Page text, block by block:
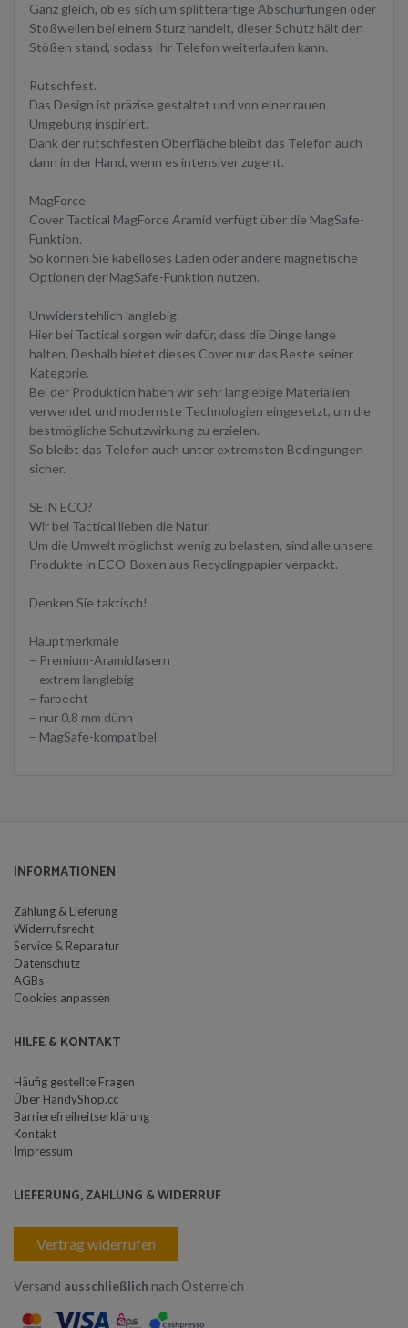
Ganz gleich, ob es sich um splitterartige Abschürfungen oder
Stoßwellen bei einem Sturz handelt, dieser Schutz hält den
Stößen stand, sodass Ihr Telefon weiterlaufen kann.
Rutschfest.
Das Design ist präzise gestaltet und von einer rauen
Umgebung inspiriert.
Dank der rutschfesten Oberfläche bleibt das Telefon auch
dann in der Hand, wenn es intensiver zugeht.
MagForce
Cover Tactical MagForce Aramid verfügt über die MagSafe-
Funktion.
So können Sie kabelloses Laden oder andere magnetische
Optionen der MagSafe-Funktion nutzen.
Unwiderstehlich langlebig.
Hier bei Tactical sorgen wir dafür, dass die Dinge lange
halten. Deshalb bietet dieses Cover nur das Beste seiner
Kategorie.
Bei der Produktion haben wir sehr langlebige Materialien
verwendet und modernste Technologien eingesetzt, um die
bestmögliche Schutzwirkung zu erzielen.
So bleibt das Telefon auch unter extremsten Bedingungen
sicher.
SEIN ECO?
Wir bei Tactical lieben die Natur.
Um die Umwelt möglichst wenig zu belasten, sind alle unsere
Produkte in ECO-Boxen aus Recyclingpapier verpackt.
Denken Sie taktisch!
Hauptmerkmale
– Premium-Aramidfasern
– extrem langlebig
– farbecht
– nur 0,8 mm dünn
– MagSafe-kompatibel
INFORMATIONEN
Zahlung & Lieferung
Widerrufsrecht
Service & Reparatur
Datenschutz
AGBs
Cookies anpassen
HILFE & KONTAKT
Häufig gestellte Fragen
Über HandyShop.cc
Barrierefreiheitserklärung
Kontakt
Impressum
LIEFERUNG, ZAHLUNG & WIDERRUF
Vertrag widerrufen
Versand ausschließlich nach Österreich